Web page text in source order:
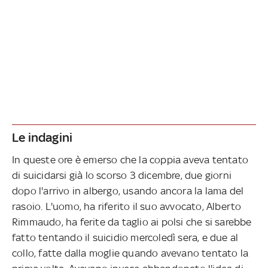
Le indagini
In queste ore è emerso che la coppia aveva tentato
di suicidarsi già lo scorso 3 dicembre, due giorni
dopo l'arrivo in albergo, usando ancora la lama del
rasoio. L'uomo, ha riferito il suo avvocato, Alberto
Rimmaudo, ha ferite da taglio ai polsi che si sarebbe
fatto tentando il suicidio mercoledì sera, e due al
collo, fatte dalla moglie quando avevano tentato la